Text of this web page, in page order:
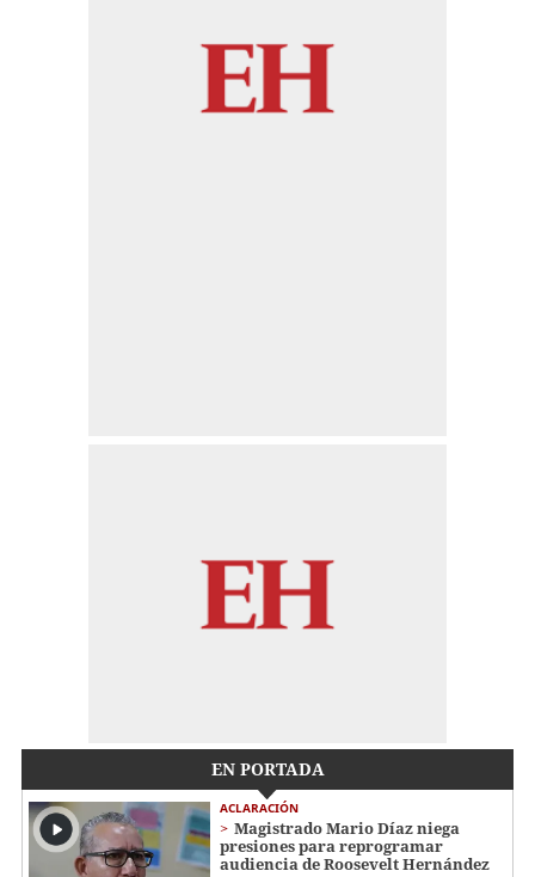
EN PORTADA
ACLARACIÓN
Magistrado Mario Díaz niega
presiones para reprogramar
audiencia de Roosevelt Hernández